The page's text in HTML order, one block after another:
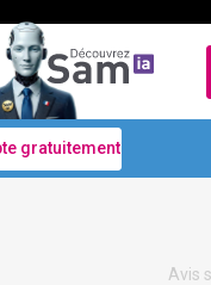
gratuitement
Avis